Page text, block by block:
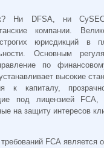
Ни
DFSA, ни
компании.
юрисдикций в
Основным
по
высокие
к капиталу,
под лицензией FCA,
на защиту интересов
FCA является